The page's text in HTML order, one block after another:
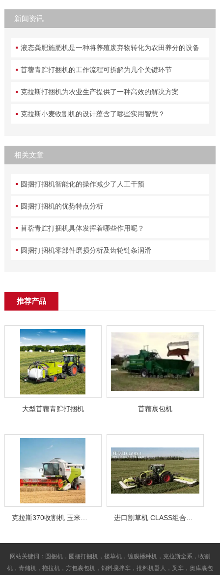
新闻资讯
液态粪肥施肥机是一种将养殖废弃物转化为农田养分的设备
苜蓿青贮打捆机的工作流程可拆解为几个关键环节
克拉斯打捆机为农业生产提供了一种高效的解决方案
克拉斯小麦收割机的设计蕴含了哪些实用智慧？
相关文章
圆捆打捆机智能化的操作减少了人工干预
圆捆打捆机的优势特点分析
苜蓿青贮打捆机具体发挥着哪些作用呢？
圆捆打捆机零部件磨损分析及齿轮链条润滑
推荐产品
大型苜蓿青贮打捆机 苜蓿裹包机
克拉斯370收割机 玉米收割机
网站关键词：圆捆机，圆捆打捆机，搂草机，缠膜播种机，克拉斯全系，收割
机，青储机，拖拉机，方包裹包机，饲料搅拌车，推料机器人，叉车，奥库裹包